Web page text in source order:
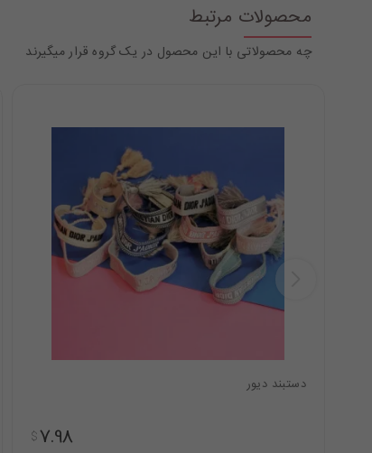
محصولات مرتبط
چه محصولاتی با این محصول در یک گروه قرار میگیرند
دستبند دیور
$7.98